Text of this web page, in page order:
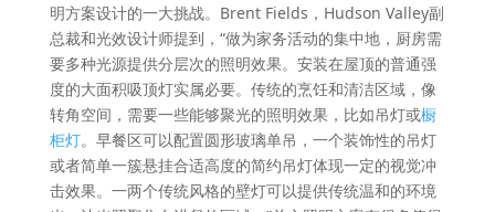
明方案设计的一大挑战。Brent Fields，Hudson Valley副
总裁和光效设计师提到，“做为家务活动的集中地，厨房需
要多种光源提供分层次的照明效果。安装在屋顶的普通强
度的大面积吸顶灯实属必要。传统的烹饪和清洁区域，像
转角空间，需要一些能够聚光的照明效果，比如吊灯或橱
柜灯。早餐区可以配置圆形玻璃单吊，一个装饰性的吊灯
或者简单一簇悬挂合适高度的简约吊灯体现一定的视觉冲
击效果。一两个传统风格的壁灯可以提供传统温和的环境